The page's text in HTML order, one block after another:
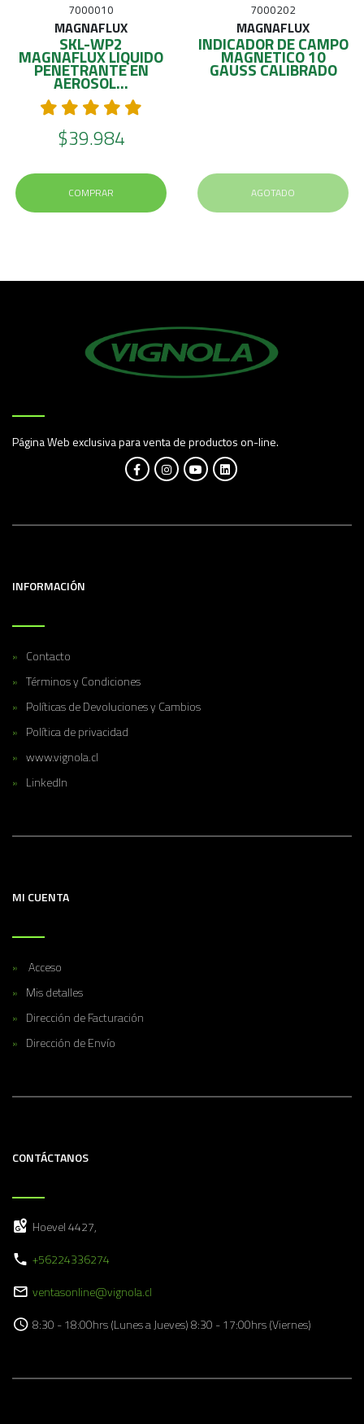
7000010
MAGNAFLUX
SKL-WP2
MAGNAFLUX LIQUIDO
PENETRANTE EN
AEROSOL...
$39.984
COMPRAR
7000202
MAGNAFLUX
INDICADOR DE CAMPO
MAGNETICO 10
GAUSS CALIBRADO
AGOTADO
Página Web exclusiva para venta de productos on-line.
INFORMACIÓN
Contacto
Términos y Condiciones
Políticas de Devoluciones y Cambios
Política de privacidad
www.vignola.cl
LinkedIn
MI CUENTA
Acceso
Mis detalles
Dirección de Facturación
Dirección de Envío
CONTÁCTANOS
Hoevel 4427,
+56224336274
ventasonline@vignola.cl
8:30 - 18:00hrs (Lunes a Jueves) 8:30 - 17:00hrs (Viernes)